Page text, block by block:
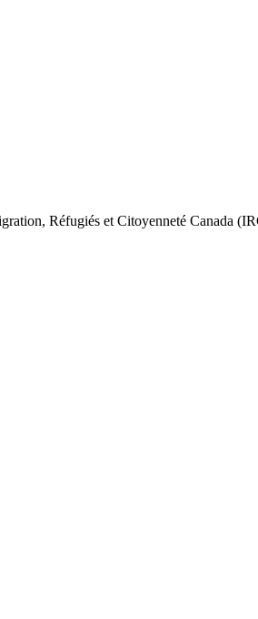
Réfugiés et Citoyenneté Canada